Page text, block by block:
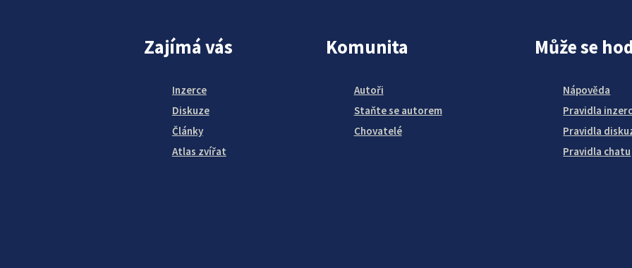
Zajímá vás
Inzerce
Diskuze
Články
Atlas zvířat
Komunita
Autoři
Staňte se autorem
Chovatelé
Může se
Nápověda
Pravidla
Pravidla
Pravidla chatu